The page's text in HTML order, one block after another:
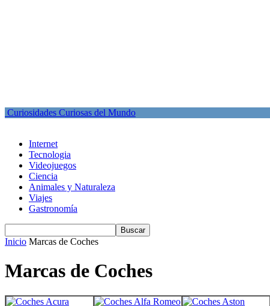
Curiosidades Curiosas del Mundo
Internet
Tecnologia
Videojuegos
Ciencia
Animales y Naturaleza
Viajes
Gastronomía
Inicio Marcas de Coches
Marcas de Coches